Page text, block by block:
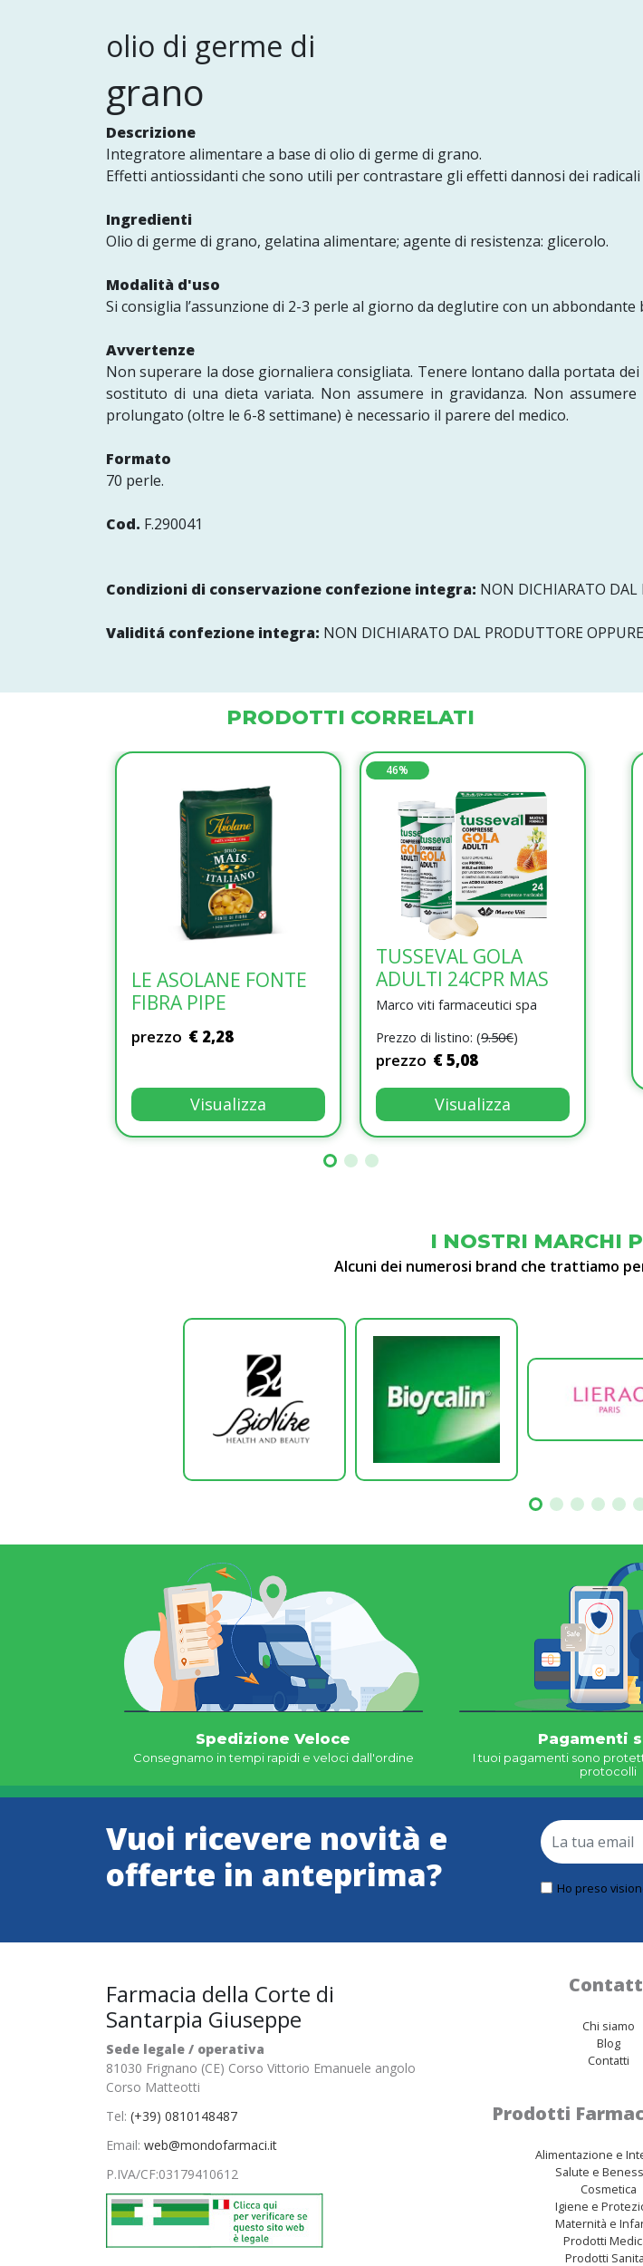
olio di germe di
grano
Descrizione
Integratore alimentare a base di olio di germe di grano.
Effetti antiossidanti che sono utili per contrastare gli effetti dannosi dei radicali
Ingredienti
Olio di germe di grano, gelatina alimentare; agente di resistenza: glicerolo.
Modalità d'uso
Si consiglia l’assunzione di 2-3 perle al giorno da deglutire con un abbondante
Avvertenze
Non superare la dose giornaliera consigliata. Tenere lontano dalla portata
sostituto di una dieta variata. Non assumere in gravidanza. Non
prolungato (oltre le 6-8 settimane) è necessario il parere del medico.
Formato
70 perle.
Cod. F.290041
Condizioni di conservazione confezione integra: NON DICHIARATO
Validitá confezione integra: NON DICHIARATO DAL PRODUTTORE
PRODOTTI CORRELATI
LE ASOLANE FONTE
FIBRA PIPE
prezzo € 2,28
Visualizza
46%
TUSSEVAL GOLA
ADULTI 24CPR MAS
Marco viti farmaceutici spa
Prezzo di listino: (9.50€)
prezzo € 5,08
Visualizza
I NOSTRI MARCHI
Alcuni dei numerosi brand che trattiamo
Spedizione Veloce
Consegnamo in tempi rapidi e veloci dall'ordine
Pagamenti
I tuoi pagamenti sono
protocolli
Vuoi ricevere novità e
offerte in anteprima?
Ho preso
Farmacia della Corte di
Santarpia Giuseppe
Sede legale / operativa
81030 Frignano (CE) Corso Vittorio Emanuele angolo
Corso Matteotti
Tel: (+39) 0810148487
Email: web@mondofarmaci.it
P.IVA/CF:03179410612
Chi siamo
Blog
Contatti
Prodotti
Alimentazione e
Salute e
Cosmetica
Igiene e
Maternità e
Prodotti
Prodotti